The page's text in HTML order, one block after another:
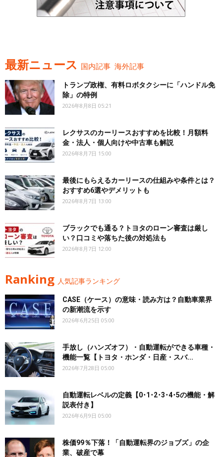
最新ニュース 国内記事 海外記事
トランプ政権、有料ロボタクシーに「ハンドル免
除」の特例
2026年8月8日 05:21
レクサスのカーリースおすすめを比較！月額料
金・法人・個人向けや中古車も解説
2026年8月7日 15:00
最後にもらえるカーリースの仕組みや条件とは？
おすすめ6選やデメリットも
2026年8月7日 13:00
ブラックでも通る？トヨタのローン審査は厳し
い？口コミや落ちた後の対処法も
2026年8月7日 12:00
Ranking 人気記事ランキング
CASE（ケース）の意味・読み方は？自動車業界
の新潮流を示す
2026年6月25日 05:00
手放し（ハンズオフ）・自動運転ができる車種・
機能一覧【トヨタ・ホンダ・日産・スバ...
2026年7月28日 05:00
自動運転レベルの定義【0･1･2･3･4･5の機能・解
説表付き】
2026年6月9日 05:00
株価99％下落！「自動運転界のジョブズ」の企
業、破産で幕